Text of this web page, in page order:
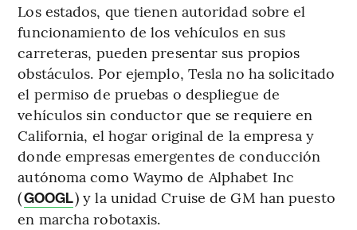
Los estados, que tienen autoridad sobre el
funcionamiento de los vehículos en sus
carreteras, pueden presentar sus propios
obstáculos. Por ejemplo, Tesla no ha solicitado
el permiso de pruebas o despliegue de
vehículos sin conductor que se requiere en
California, el hogar original de la empresa y
donde empresas emergentes de conducción
autónoma como Waymo de Alphabet Inc
(GOOGL) y la unidad Cruise de GM han puesto
en marcha robotaxis.